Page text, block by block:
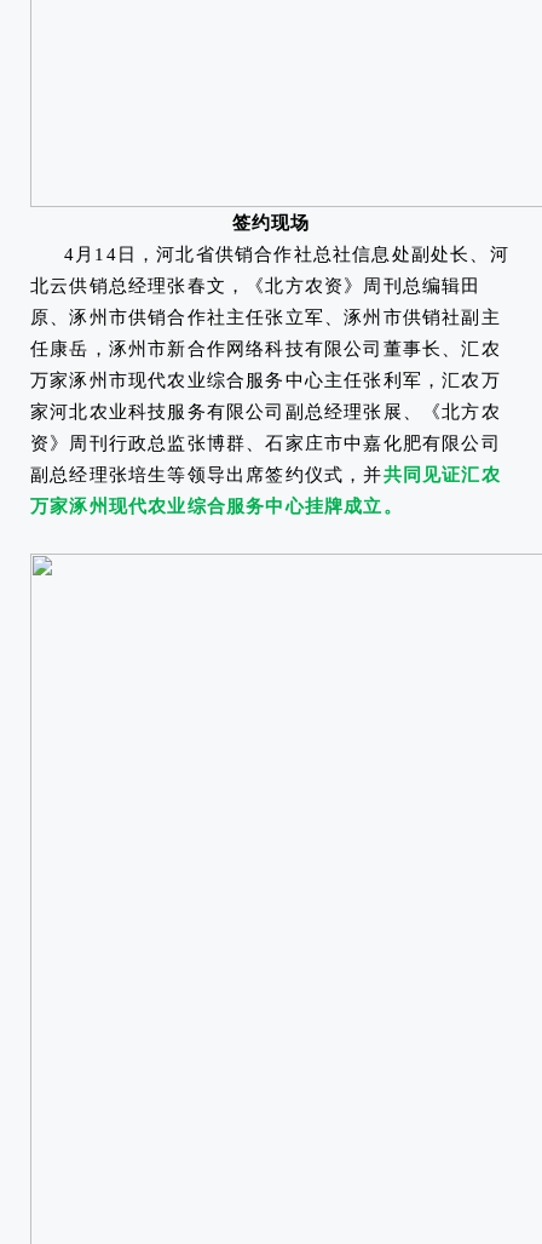
签约现场
4月14日，河北省供销合作社总社信息处副处长、河
北云供销总经理张春文，《北方农资》周刊总编辑田
原、涿州市供销合作社主任张立军、涿州市供销社副主
任康岳，涿州市新合作网络科技有限公司董事长、汇农
万家涿州市现代农业综合服务中心主任张利军，汇农万
家河北农业科技服务有限公司副总经理张展、《北方农
资》周刊行政总监张博群、石家庄市中嘉化肥有限公司
副总经理张培生等领导出席签约仪式，并共同见证汇农
万家涿州现代农业综合服务中心挂牌成立。